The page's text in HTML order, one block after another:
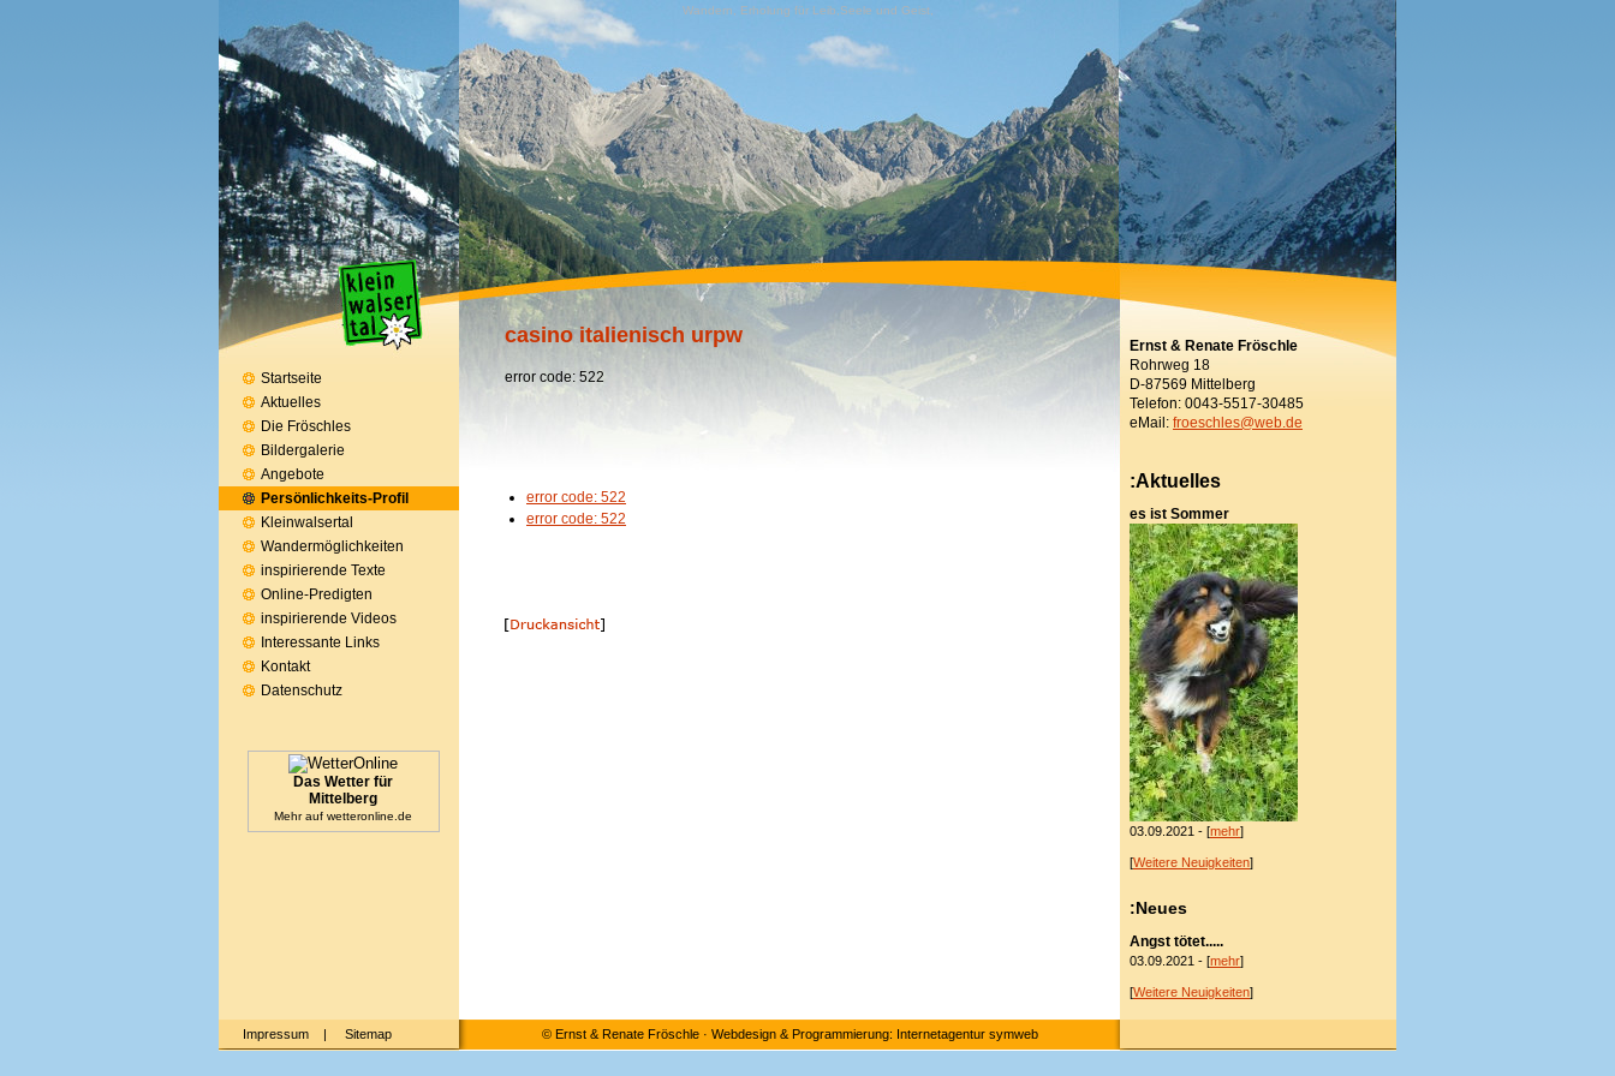
Wandern, Erholung für Leib,Seele und Geist,
casino italienisch urpw
error code: 522
error code: 522
error code: 522
Startseite
Aktuelles
Die Fröschles
Bildergalerie
Angebote
Persönlichkeits-Profil
Kleinwalsertal
Wandermöglichkeiten
inspirierende Texte
Online-Predigten
inspirierende Videos
Interessante Links
Kontakt
Datenschutz
Das Wetter für
Mittelberg
Mehr auf wetteronline.de
Ernst & Renate Fröschle
Rohrweg 18
D-87569 Mittelberg
Telefon: 0043-5517-30485
eMail: froeschles@web.de
:Aktuelles
es ist Sommer
03.09.2021 - [mehr]
[Weitere Neuigkeiten]
:Neues
Angst tötet.....
03.09.2021 - [mehr]
[Weitere Neuigkeiten]
Impressum | Sitemap © Ernst & Renate Fröschle· Webdesign & Programmierung: Internetagentur symweb